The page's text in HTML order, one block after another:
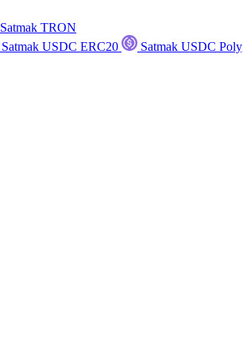
Satmak TRON
Satmak USDC ERC20
Satmak USDC